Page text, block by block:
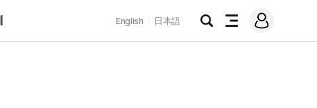
English 日本語
검
전
메
그